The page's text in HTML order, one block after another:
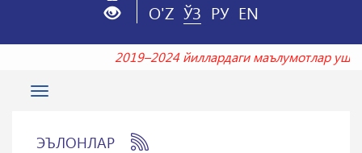
O'Z ЎЗ РУ EN
2019–2024 йиллардаги маълумотлар
Toggle
ЭЪЛОНЛАР